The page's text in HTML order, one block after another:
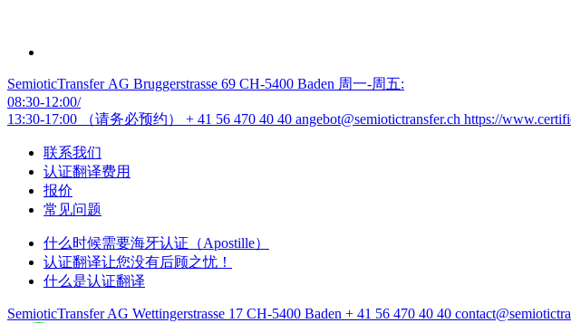
SemioticTransfer AG Bruggerstrasse 69 CH-5400 Baden 周一-周五:
08:30-12:00/
13:30-17:00 （请务必预约） + 41 56 470 40 40 angebot@semiotictransfer.ch https://
联系我们
认证翻译费用
报价
常见问题
什么时候需要海牙认证（Apostille）
认证翻译让您没有后顾之忧！
什么是认证翻译
SemioticTransfer AG Wettingerstrasse 17 CH-5400 Baden + 41 56 470 40 40